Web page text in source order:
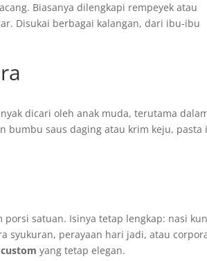
Biasanya dilengkapi rempeyek atau
Disukai berbagai kalangan, dari ibu-ibu
dicari oleh anak muda, terutama
bumbu saus daging atau krim keju, pasta
satuan. Isinya tetap lengkap: nasi
syukuran, perayaan hari jadi, atau
yang tetap elegan.